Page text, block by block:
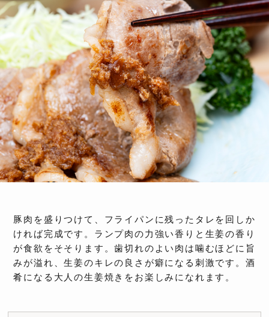
豚肉を盛りつけて、フライパンに残ったタレを回しか
ければ完成です。ランプ肉の力強い香りと生姜の香り
が食欲をそそります。歯切れのよい肉は噛むほどに旨
みが溢れ、生姜のキレの良さが癖になる刺激です。酒
肴になる大人の生姜焼きをお楽しみになれます。